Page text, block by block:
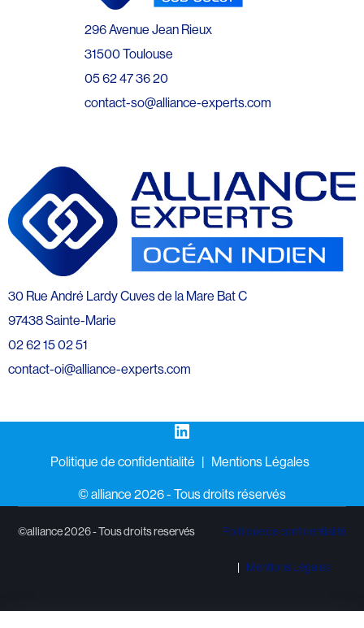
296 Avenue Jean Rieux
31500 Toulouse
05 62 47 36 20
contact-so@alliance-experts.com
30 Rue André Lardy Cuves de la Mare Bat C
97438 Sainte-Marie
02 62 15 02 51
contact-oi@alliance-experts.com
LinkedIn
Politique de confidentialité
Mentions Légales
©️ alliance 2026 - Tous droits réservés
©alliance 2026 - Tous droits reservés Politique de confidentialité
Mentions Légales